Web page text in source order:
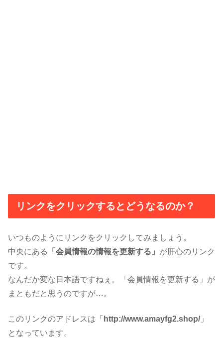
リンクをクリックするとどうなるのか？
いつものようにリンクをクリックしてみましょう。
中央にある
「会員情報の情報を更新する 」 が肝心のリンク
です。
なんだか変な日本語ですねぇ。「会員情報を更新する」が
まともだと思うのですが…。
このリンクのアドレスは「 http://www.amayfg2.shop/」
となっています。